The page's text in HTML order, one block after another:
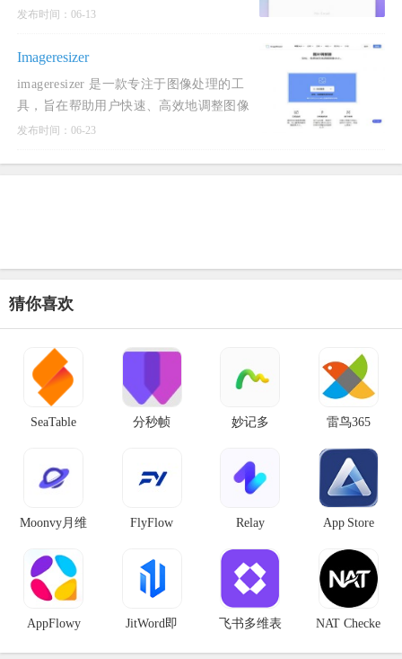
邮箱，可丢弃邮箱，是完全匿名和安全
发布时间：06-13
Imageresizer
imageresizer 是一款专注于图像处理的工
具，旨在帮助用户快速、高效地调整图像
大小、压缩、转换格式以及进行其他图像
发布时间：06-23
猜你喜欢
SeaTable 分秒帧 妙记多 雷鸟365
Moonvy月维 FlyFlow Relay App Store
AppFlowy JitWord即 飞书多维表 NAT Checke